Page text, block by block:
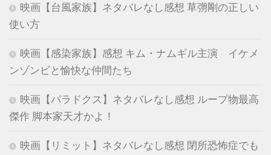
映画【台風家族】ネタバレなし感想 草彅剛の正しい
使い方
映画【感染家族】感想 キム・ナムギル主演 イケメ
ンゾンビと愉快な仲間たち
映画【パラドクス】ネタバレなし感想 ループ物最高
傑作 脚本家天才かよ！
映画【リミット】ネタバレなし感想 閉所恐怖症でも